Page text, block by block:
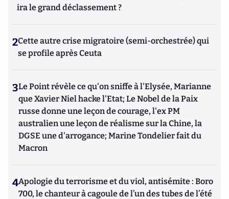
ira le grand déclassement ?
2Cette autre crise migratoire (semi-orchestrée) qui
se profile après Ceuta
3Le Point révèle ce qu'on sniffe à l'Elysée, Marianne
que Xavier Niel hacke l'Etat; Le Nobel de la Paix
russe donne une leçon de courage, l'ex PM
australien une leçon de réalisme sur la Chine, la
DGSE une d'arrogance; Marine Tondelier fait du
Macron
4Apologie du terrorisme et du viol, antisémite : Boro
700, le chanteur à cagoule de l’un des tubes de l’été